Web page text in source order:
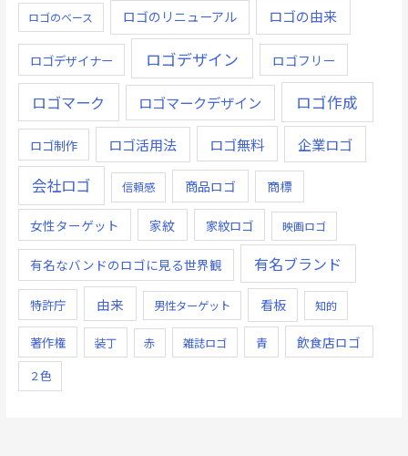
ロゴのベース ロゴのリニューアル ロゴの由来
ロゴデザイナー ロゴデザイン ロゴフリー
ロゴマーク ロゴマークデザイン ロゴ作成
ロゴ制作 ロゴ活用法 ロゴ無料 企業ロゴ
会社ロゴ 信頼感 商品ロゴ 商標
女性ターゲット 家紋 家紋ロゴ 映画ロゴ
有名なバンドのロゴに見る世界観 有名ブランド
特許庁 由来 男性ターゲット 看板 知的
著作権 装丁 赤 雑誌ロゴ 青 飲食店ロゴ
２色